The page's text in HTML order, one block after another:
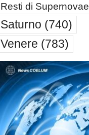
Resti di Supernovae
Saturno (740)
Venere (783)